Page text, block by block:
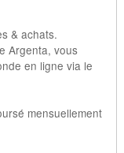
& achats.
Argenta, vous
en ligne via le
mensuellement